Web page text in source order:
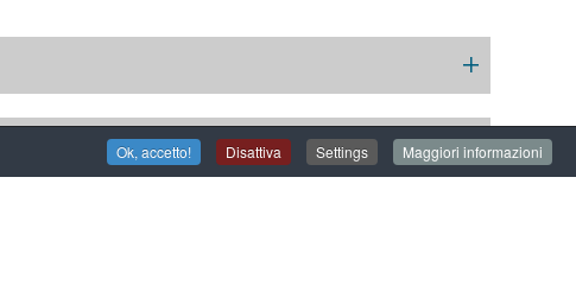
Ok, accetto! Disattiva Settings Maggiori informazioni